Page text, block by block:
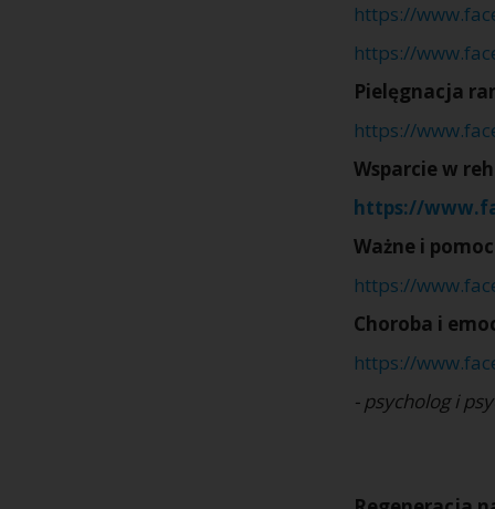
https://
https://
Pielęgnacja
https://
Wsparcie w
https://
Ważne i
https://
Choroba i
https://
- psycholog i